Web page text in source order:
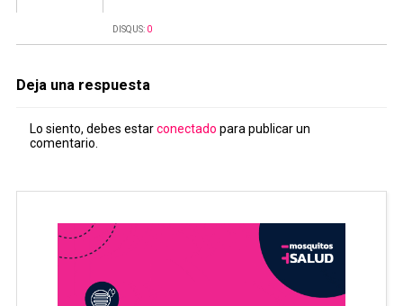
DISQUS: 0
Deja una respuesta
Lo siento, debes estarconectado para publicar un
comentario.